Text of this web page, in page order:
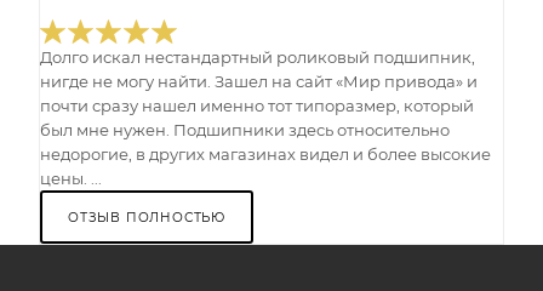
Долго искал нестандартный роликовый подшипник,
нигде не могу найти. Зашел на сайт «Мир привода» и
почти сразу нашел именно тот типоразмер, который
был мне нужен. Подшипники здесь относительно
недорогие, в других магазинах видел и более высокие
цены. ...
ОТЗЫВ ПОЛНОСТЬЮ